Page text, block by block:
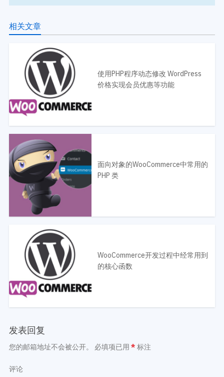
相关文章
使用PHP程序动态修改 WordPress
价格实现会员优惠等功能
面向对象的WooCommerce中常用的
PHP 类
WooCommerce开发过程中经常用到
的核心函数
发表回复
您的邮箱地址不会被公开。 必填项已用 * 标注
评论